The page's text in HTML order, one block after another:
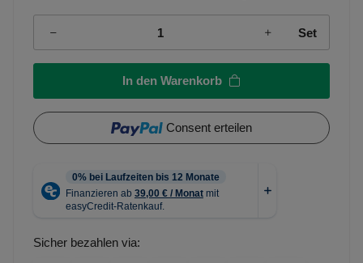
Set
In den Warenkorb
Consent erteilen
Sicher bezahlen via: